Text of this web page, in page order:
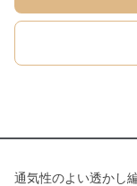
通気性のよい透かし